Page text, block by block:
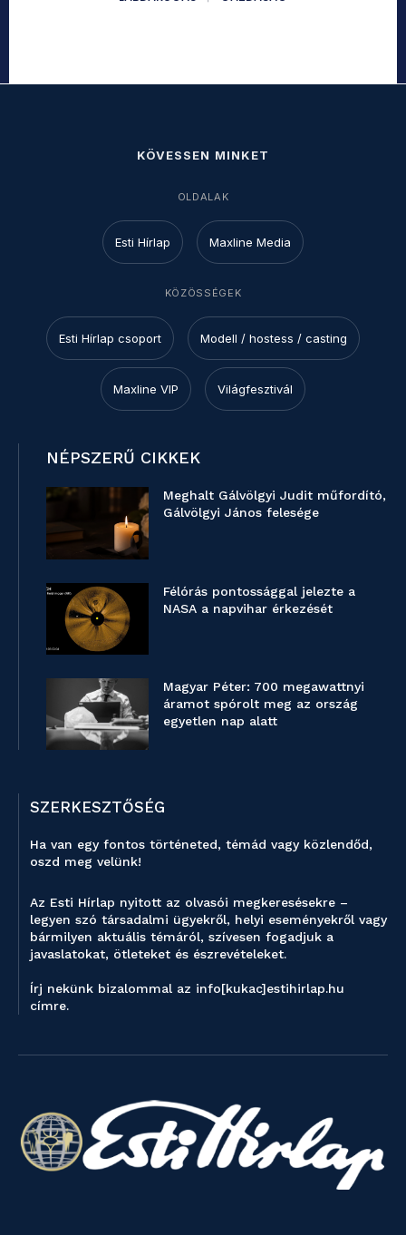
KÖVESSEN MINKET
OLDALAK
Esti Hírlap Maxline Media
KÖZÖSSÉGEK
Esti Hírlap csoport Modell / hostess / casting
Maxline VIP Világfesztivál
NÉPSZERŰ CIKKEK
Meghalt Gálvölgyi Judit műfordító,
Gálvölgyi János felesége
Félórás pontossággal jelezte a
NASA a napvihar érkezését
Magyar Péter: 700 megawattnyi
áramot spórolt meg az ország
egyetlen nap alatt
SZERKESZTŐSÉG
Ha van egy fontos történeted, témád vagy közlendőd,
oszd meg velünk!
Az Esti Hírlap nyitott az olvasói megkeresésekre –
legyen szó társadalmi ügyekről, helyi eseményekről vagy
bármilyen aktuális témáról, szívesen fogadjuk a
javaslatokat, ötleteket és észrevételeket.
Írj nekünk bizalommal az info[kukac]estihirlap.hu
címre.